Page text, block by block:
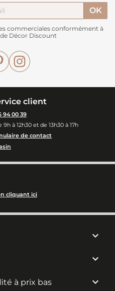
commerciales conformément à
Décor Discount
Pinterest
client
94 00 39
à 12h30 et de 13h30 à 17h
de contact
cliquant ici


à prix bas 